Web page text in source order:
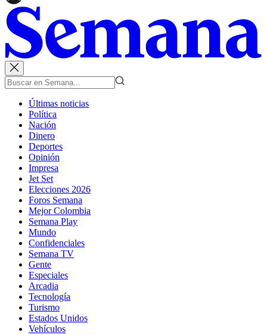
Últimas noticias
Política
Nación
Dinero
Deportes
Opinión
Impresa
Jet Set
Elecciones 2026
Foros Semana
Mejor Colombia
Semana Play
Mundo
Confidenciales
Semana TV
Gente
Especiales
Arcadia
Tecnología
Turismo
Estados Unidos
Vehículos